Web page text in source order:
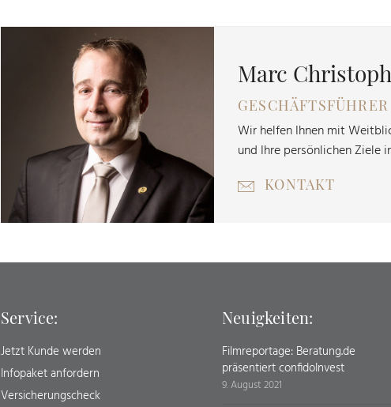
Marc
GESCHÄFTSFÜHRER
Wir helfen Ihnen mit
und Ihre persönlichen Ziele
KONTAKT
Service:
Jetzt Kunde werden
Infopaket anfordern
Versicherungscheck
Neuigkeiten:
Filmreportage: Beratung.de
präsentiert confidoInvest
9. August 2021